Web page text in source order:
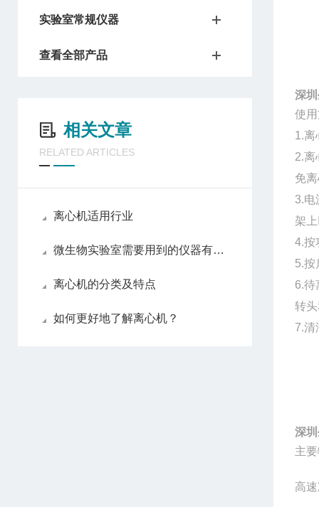
实验室常规仪器
查看全部产品
相关文章
RELATED ARTICLES
离心机适用行业
微生物实验室需要用到的仪器有哪些
离心机的分类及特点
如何更好地了解离心机？
深
使
1.离
2.离
免
3.电
架上
4.按
5.按
6.待
转
7.清
深
主
高